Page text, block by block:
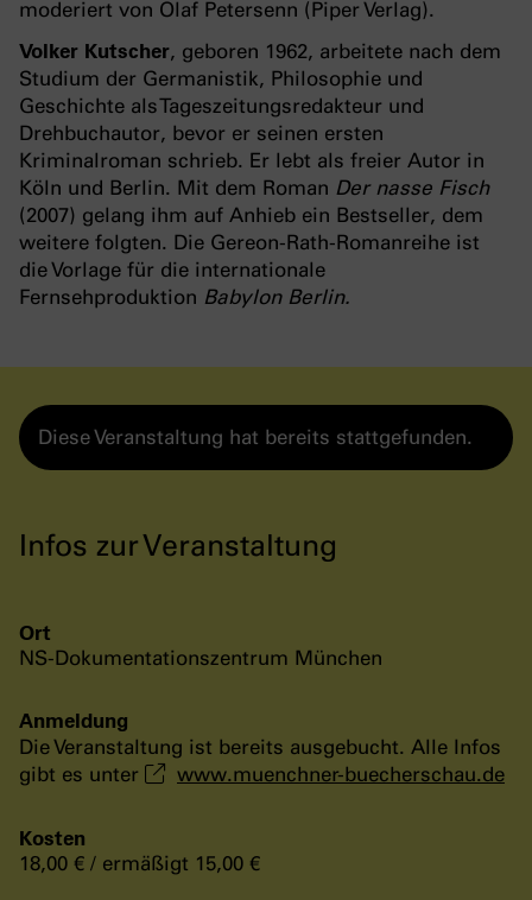
moderiert von Olaf Petersenn (Piper Verlag).
Volker Kutscher, geboren 1962, arbeitete nach dem
Studium der Germanistik, Philosophie und
Geschichte als Tageszeitungsredakteur und
Drehbuchautor, bevor er seinen ersten
Kriminalroman schrieb. Er lebt als freier Autor in
Köln und Berlin. Mit dem Roman Der nasse Fisch
(2007) gelang ihm auf Anhieb ein Bestseller, dem
weitere folgten. Die Gereon-Rath-Romanreihe ist
die Vorlage für die internationale
Fernsehproduktion Babylon Berlin.
Diese Veranstaltung hat bereits stattgefunden.
Infos zur Veranstaltung
Ort
NS-Dokumentationszentrum München
Anmeldung
Die Veranstaltung ist bereits ausgebucht. Alle Infos
gibt es unter
www.muenchner-buecherschau.de
Kosten
18,00 € / ermäßigt 15,00 €